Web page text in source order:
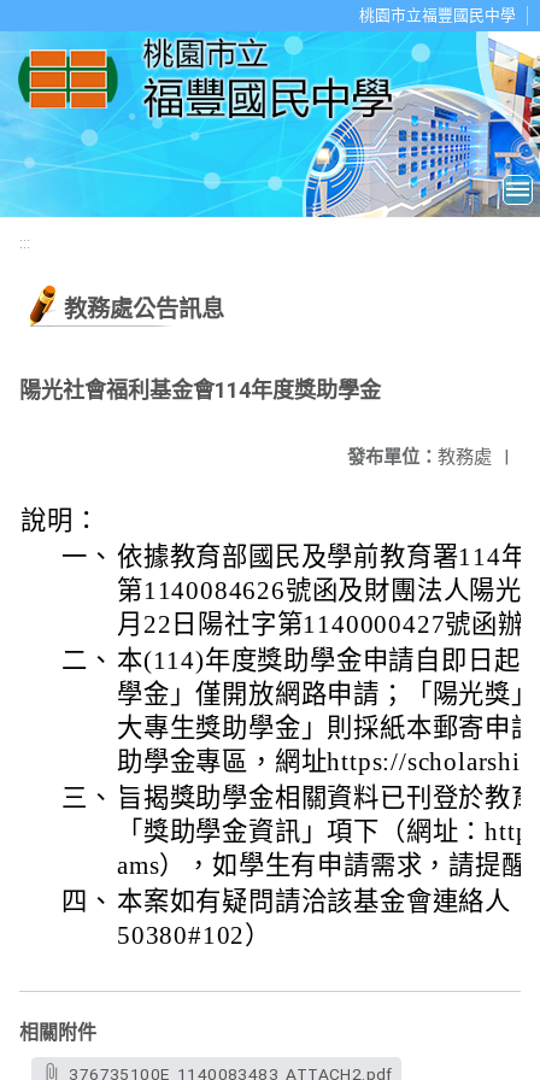
桃園市立福豐國民中學
:::
教務處公告訊息
陽光社會福利基金會114年度獎助學金
發布單位： 教務處 |
說明：
一、 依據教育部國民及學前教育署114年
第1140084626號函及財團法人陽光
月22日陽社字第1140000427號函辦
二、 本(114)年度獎助學金申請自即日起
學金」僅開放網路申請；「陽光獎
大專生獎助學金」則採紙本郵寄申
助學金專區，網址https://
三、 旨揭獎助學金相關資料已刊登於教
「獎助學金資訊」項下（網址：
ams），如學生有申請需求，請提醒
四、 本案如有疑問請洽該基金會連絡人
50380#102）
相關附件
376735100E_1140083483_ATTACH2.pdf